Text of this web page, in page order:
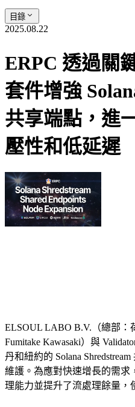
目錄
2025.08.22
ERPC 透過關
套件增強
共享端點，進
壓性和低延遲
ELSOUL LABO B.V.（總部：
Fumitake Kawasaki）與
丹和紐約的 Solana
維護。為應對快速增長的需求
理能力並提升了流處理餘量，